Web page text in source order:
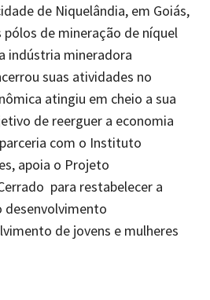
de Niquelândia, em Goiás,
de mineração de níquel
indústria mineradora
suas atividades no
atingiu em cheio a sua
de reerguer a economia
com o Instituto
apoia o Projeto
para restabelecer a
desenvolvimento
de jovens e mulheres